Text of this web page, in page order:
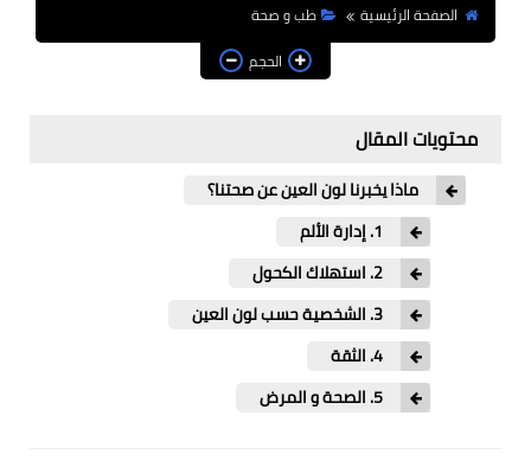
العلاقات الشخصية
علم الأعصاب
علم أعصاب
الصفحة الرئيسية
طب و صحة
الحجم
محتويات المقال
ماذا يخبرنا لون العين عن صحتنا؟
1. إدارة الألم
2. استهلاك الكحول
3. الشخصية حسب لون العين
4. الثقة
5. الصحة و المرض